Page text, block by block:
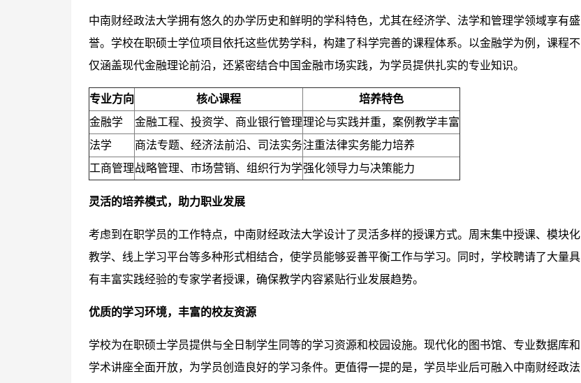
中南财经政法大学拥有悠久的办学历史和鲜明的学科特色，尤其在经济学、法学和管理学领域享有盛
誉。学校在职硕士学位项目依托这些优势学科，构建了科学完善的课程体系。以金融学为例，课程不
仅涵盖现代金融理论前沿，还紧密结合中国金融市场实践，为学员提供扎实的专业知识。
专业方向 核心课程
培养特色
金融学
金融工程、投资学、商业银行管理理论与实践并重，案例教学丰富
法学
商法专题、经济法前沿、司法实务注重法律实务能力培养
工商管理战略管理、市场营销、组织行为学强化领导力与决策能力
灵活的培养模式，助力职业发展
考虑到在职学员的工作特点，中南财经政法大学设计了灵活多样的授课方式。周末集中授课、模块化
教学、线上学习平台等多种形式相结合，使学员能够妥善平衡工作与学习。同时，学校聘请了大量具
有丰富实践经验的专家学者授课，确保教学内容紧贴行业发展趋势。
优质的学习环境，丰富的校友资源
学校为在职硕士学员提供与全日制学生同等的学习资源和校园设施。现代化的图书馆、专业数据库和
学术讲座全面开放，为学员创造良好的学习条件。更值得一提的是，学员毕业后可融入中南财经政法